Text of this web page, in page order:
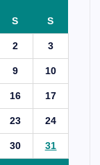
S S
2 3
9 10
16 17
23 24
30 31